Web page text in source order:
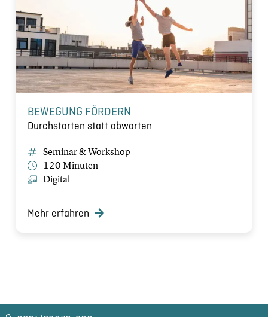
BEWEGUNG FÖRDERN
Durchstarten statt abwarten
Seminar & Workshop
120 Minuten
Digital
Mehr erfahren